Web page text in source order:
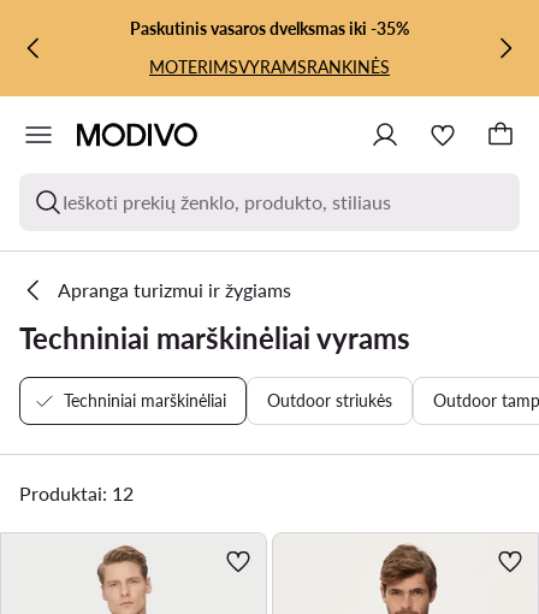
PEREITI PRIE PAGRINDINIO TURINIO
PEREITI Į PAIEŠKĄPaskutinis vasaros dvelksmas iki -35%
MOTERIMSVYRAMSRANKINĖS
Ieškoti prekių ženklo, produkto, stiliaus
Apranga turizmui ir žygiams
Techniniai marškinėliai vyrams
Techniniai marškinėliai Outdoor striukės Outdoor
Produktai: 12